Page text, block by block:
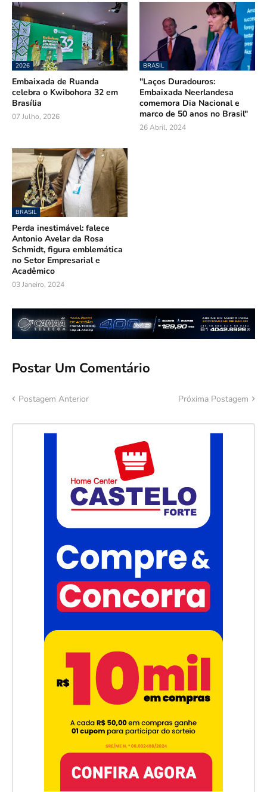
2026
Embaixada de Ruanda
celebra o Kwibohora 32 em
Brasília
07 Julho, 2026
BRASIL
"Laços Duradouros:
Embaixada Neerlandesa
comemora Dia Nacional e
marco de 50 anos no Brasil"
26 Abril, 2024
BRASIL
Perda inestimável: falece
Antonio Avelar da Rosa
Schmidt, figura emblemática
no Setor Empresarial e
Acadêmico
03 Janeiro, 2024
Postar Um Comentário
Postagem Anterior Próxima Postagem